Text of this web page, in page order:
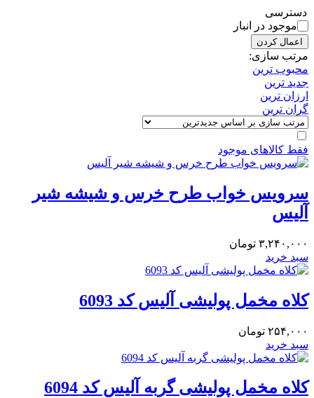
دسترسی
موجود در انبار
اعمال کردن
مرتب سازی:
محبوب ترین
جدید ترین
ارزان ترین
گران ترین
فقط کالاهای موجود
سرویس خواب طرح خرس و شیشه شیر
آلیس
۳,۲۴۰,۰۰۰ تومان
سبد خرید
کلاه مخمل پولیشی آلیس کد 6093
۲۵۴,۰۰۰ تومان
سبد خرید
کلاه مخمل پولیشی گربه آلیس کد 6094